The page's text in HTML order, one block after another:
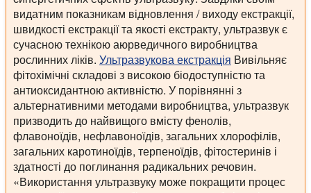
видатним показникам відновлення / виходу екстракції,
швидкості екстракції та якості екстракту, ультразвук є
сучасною технікою аюрведичного виробництва
рослинних ліків. Ультразвукова екстракція Вивільняє
фітохімічні складові з високою біодоступністю та
антиоксидантною активністю. У порівнянні з
альтернативними методами виробництва, ультразвук
призводить до найвищого вмісту фенолів,
флавоноїдів, нефлавоноїдів, загальних хлорофілів,
загальних каротиноїдів, терпеноїдів, фітостеринів і
здатності до поглинання радикальних речовин.
«Використання ультразвуку може покращити процес